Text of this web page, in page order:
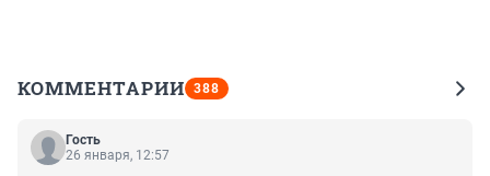
КОММЕНТАРИИ 388
Гость
26 января, 12:57